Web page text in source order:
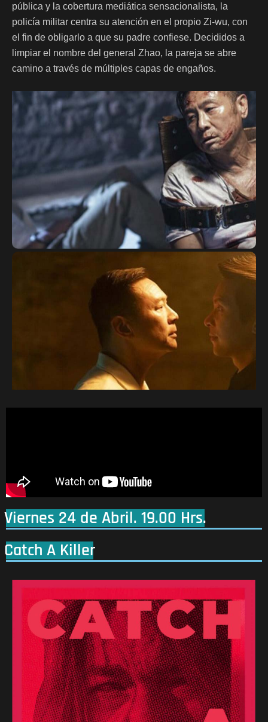
pública y la cobertura mediática sensacionalista, la
policía militar centra su atención en el propio Zi-wu, con
el fin de obligarlo a que su padre confiese. Decididos a
limpiar el nombre del general Zhao, la pareja se abre
camino a través de múltiples capas de engaños.
Viernes 24 de Abril. 19.00 Hrs.
Catch A Killer